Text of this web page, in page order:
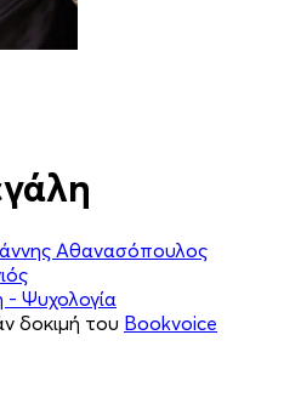
Αθανασόπουλος
- Ψυχολογία
δοκιμή του Bookvoice